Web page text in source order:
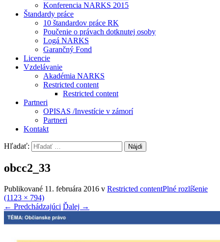
Konferencia NARKS 2015
Štandardy práce
10 štandardov práce RK
Poučenie o právach dotknutej osoby
Logá NARKS
Garančný Fond
Licencie
Vzdelávanie
Akadémia NARKS
Restricted content
Restricted content
Partneri
OPISAS /Investície v zámorí
Partneri
Kontakt
Hľadať:
obcc2_33
Publikované 11. februára 2016 v Restricted contentPlné rozlíšenie
(1123 × 794)
← Predchádzajúci Ďalej →